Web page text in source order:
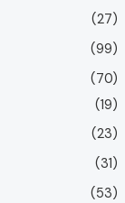
(27)
(99)
(70)
(19)
(23)
(31)
(53)